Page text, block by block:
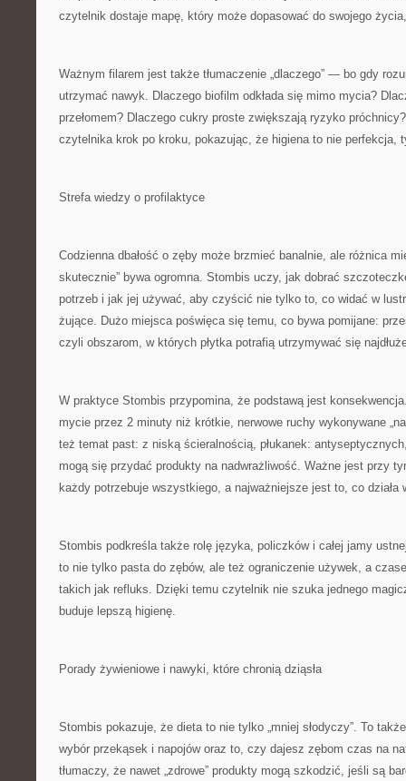
czytelnik dostaje mapę, który może dopasować do swojego
Ważnym filarem jest także tłumaczenie „dlaczego” — bo gdy
utrzymać nawyk. Dlaczego biofilm odkłada się mimo mycia?
przełomem? Dlaczego cukry proste zwiększają ryzyko
czytelnika krok po kroku, pokazując, że higiena to nie perfekcja,
Strefa wiedzy o profilaktyce
Codzienna dbałość o zęby może brzmieć banalnie, ale różnica
skutecznie” bywa ogromna. Stombis uczy, jak dobrać
potrzeb i jak jej używać, aby czyścić nie tylko to, co widać w
żujące. Dużo miejsca poświęca się temu, co bywa pomijane:
czyli obszarom, w których płytka potrafią utrzymywać się
W praktyce Stombis przypomina, że podstawą jest
mycie przez 2 minuty niż krótkie, nerwowe ruchy wykonywane
też temat past: z niską ścieralnością, płukanek:
mogą się przydać produkty na nadwrażliwość. Ważne jest przy
każdy potrzebuje wszystkiego, a najważniejsze jest to, co działa
Stombis podkreśla także rolę języka, policzków i całej jamy
to nie tylko pasta do zębów, ale też ograniczenie używek, a
takich jak refluks. Dzięki temu czytelnik nie szuka jednego
buduje lepszą higienę.
Porady żywieniowe i nawyki, które chronią dziąsła
Stombis pokazuje, że dieta to nie tylko „mniej słodyczy”. To
wybór przekąsek i napojów oraz to, czy dajesz zębom czas na
tłumaczy, że nawet „zdrowe” produkty mogą szkodzić, jeśli są